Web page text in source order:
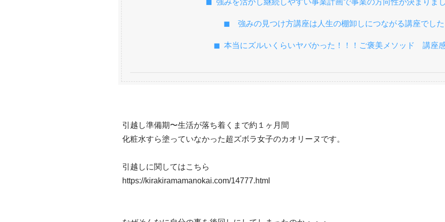
◼︎ 強みの見つけ方講座は人生の棚卸しにつながる講座でした
◼︎ 本当にズルいくらいヤバかった！！！ご褒美メソッド 講座
引越し準備期〜生活が落ち着くまで約１ヶ月間
化粧水すら塗っていなかった超ズボラ女子のカオリーヌです。
引越しに関してはこちら
https://kirakiramamanokai.com/14777.html